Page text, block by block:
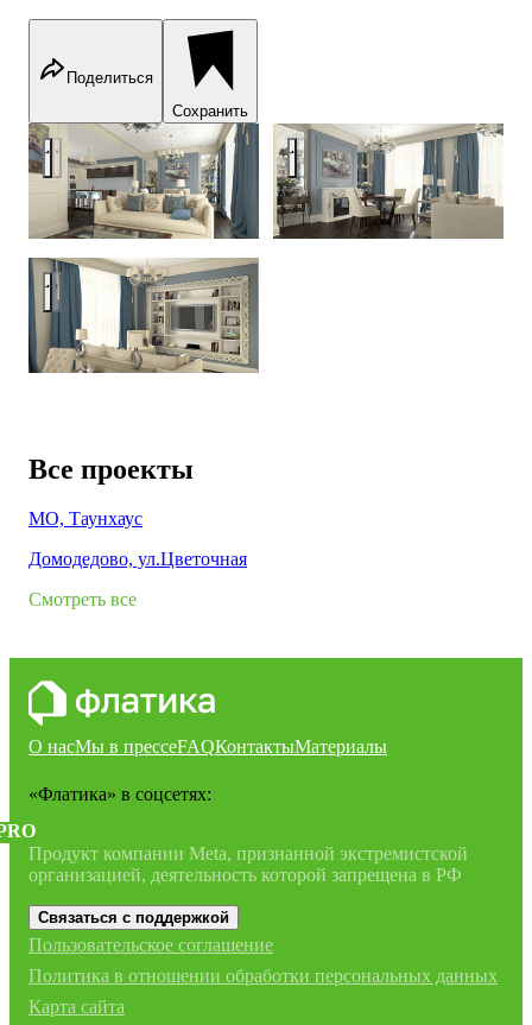
Поделиться
Сохранить
Москва, ул.Верхняя МасловкаМосква, ул.Верхняя
Москва, ул.Верхняя Масловка
Все проекты
МО, Таунхаус
Домодедово, ул.Цветочная
Смотреть все
О насМы в прессеFAQКонтактыМатериалы
«Флатика» в соцсетях:
Продукт компании Meta, признанной экстремистской
организацией, деятельность которой запрещена в РФ
Связаться с поддержкой
Пользовательское соглашение
Политика в отношении обработки персональных данных
Карта сайта